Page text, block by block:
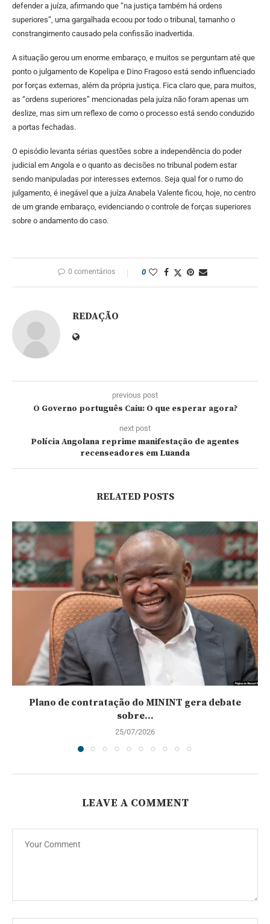
defender a juíza, afirmando que “na justiça também há ordens
superiores”, uma gargalhada ecoou por todo o tribunal, tamanho o
constrangimento causado pela confissão inadvertida.
A situação gerou um enorme embaraço, e muitos se perguntam até que
ponto o julgamento de Kopelipa e Dino Fragoso está sendo influenciado
por forças externas, além da própria justiça. Fica claro que, para muitos,
as “ordens superiores” mencionadas pela juíza não foram apenas um
deslize, mas sim um reflexo de como o processo está sendo conduzido
a portas fechadas.
O episódio levanta sérias questões sobre a independência do poder
judicial em Angola e o quanto as decisões no tribunal podem estar
sendo manipuladas por interesses externos. Seja qual for o rumo do
julgamento, é inegável que a juíza Anabela Valente ficou, hoje, no centro
de um grande embaraço, evidenciando o controle de forças superiores
sobre o andamento do caso.
0 comentários 0
REDAÇÃO
previous post
O Governo português Caiu: O que esperar agora?
next post
Polícia Angolana reprime manifestação de agentes
recenseadores em Luanda
RELATED POSTS
Plano de contratação do MININT gera debate
sobre...
25/07/2026
LEAVE A COMMENT